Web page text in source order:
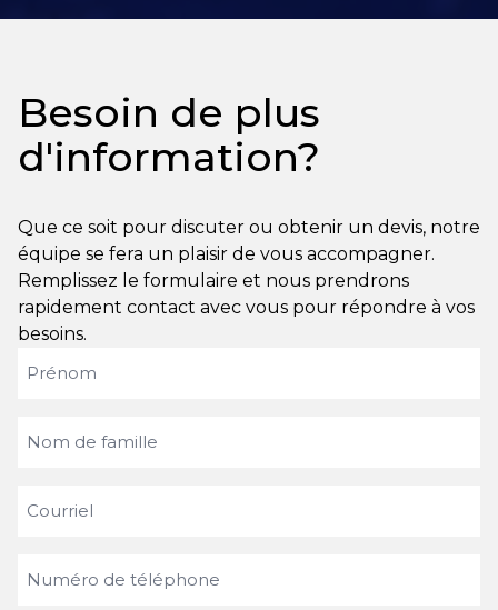
Besoin de plus
d'information?
Que ce soit pour discuter ou obtenir un devis, notre
équipe se fera un plaisir de vous accompagner.
Remplissez le formulaire et nous prendrons
rapidement contact avec vous pour répondre à vos
besoins.
de
(Requis)
de